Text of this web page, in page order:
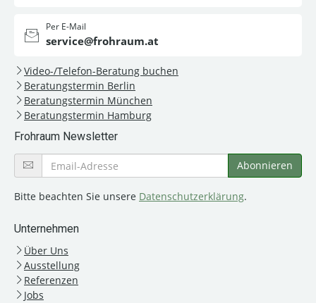
Per E-Mail
service@frohraum.at
Video-/Telefon-Beratung buchen
Beratungstermin Berlin
Beratungstermin München
Beratungstermin Hamburg
Frohraum Newsletter
Bitte beachten Sie unsere Datenschutzerklärung.
Unternehmen
Über Uns
Ausstellung
Referenzen
Jobs